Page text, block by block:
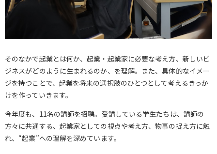
そのなかで起業とは何か、起業・起業家に必要な考え方、新しいビ
ジネスがどのように生まれるのか、を理解。また、具体的なイメー
ジを持つことで、起業を将来の選択肢のひとつとして考えるきっか
けを作っていきます。
今年度も、11名の講師を招聘。受講している学生たちは、講師の
方々に共通する、起業家としての視点や考え方、物事の捉え方に触
れ、“起業”への理解を深めています。